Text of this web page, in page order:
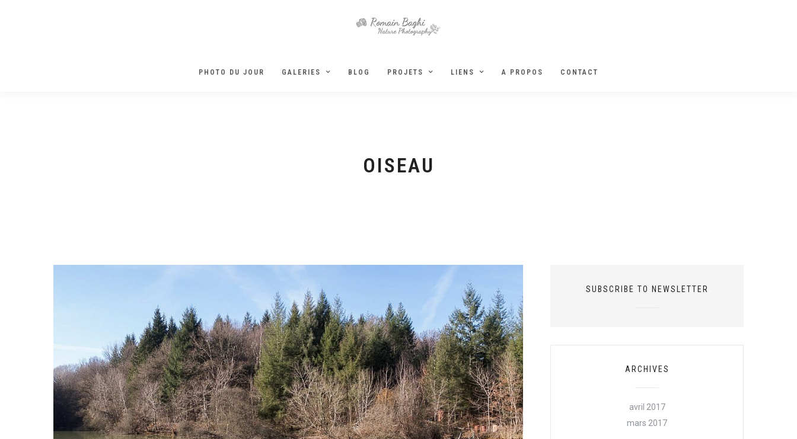
PHOTO DU JOUR GALERIES BLOG PROJETS LIENS A PROPOS CONTACT
OISEAU
SUBSCRIBE TO NEWSLETTER
ARCHIVES
avril 2017
mars 2017